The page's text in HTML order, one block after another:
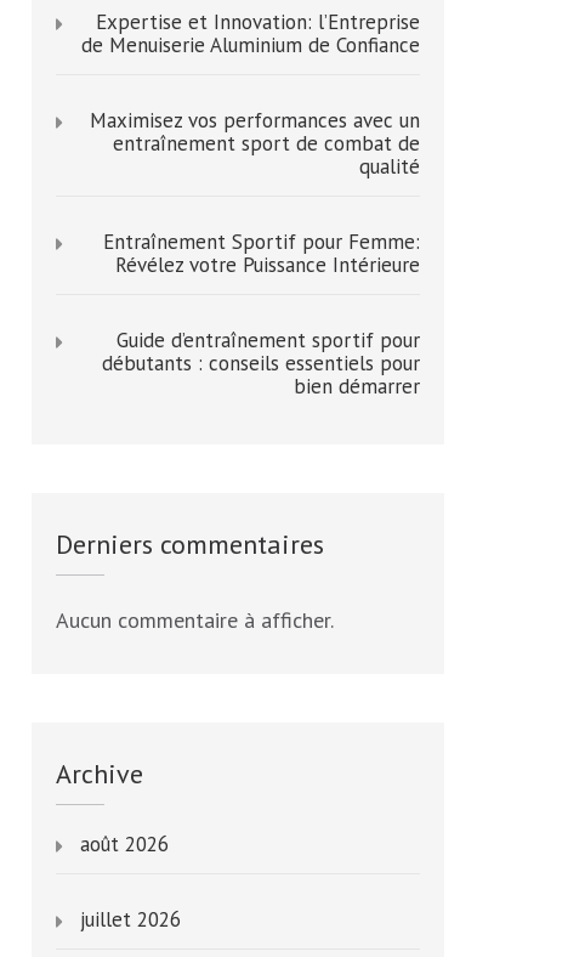
Expertise et Innovation: l’Entreprise
de Menuiserie Aluminium de Confiance
Maximisez vos performances avec un
entraînement sport de combat de
qualité
Entraînement Sportif pour Femme:
Révélez votre Puissance Intérieure
Guide d’entraînement sportif pour
débutants : conseils essentiels pour
bien démarrer
Derniers commentaires
Aucun commentaire à afficher.
Archive
août 2026
juillet 2026